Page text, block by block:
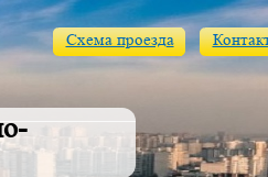
Схема проезда